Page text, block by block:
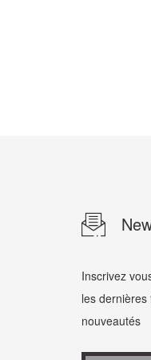
Inscrivez
les
nouveautés